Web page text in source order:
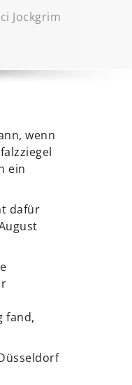
Jockgrim
wenn
ein
dafür
fand,